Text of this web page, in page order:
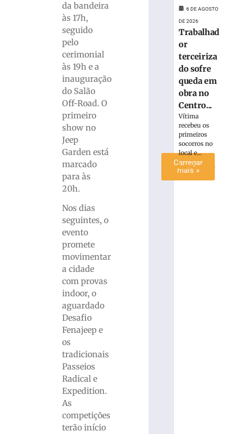
da bandeira
às 17h,
seguido
pelo
cerimonial
às 19h e a
inauguração
do Salão
Off-Road. O
primeiro
show no
Jeep
Garden está
marcado
para às
20h.
Nos dias
seguintes, o
evento
promete
movimentar
a cidade
com provas
indoor, o
aguardado
Desafio
Fenajeep e
os
tradicionais
Passeios
Radical e
Expedition.
As
competições
terão início
desfile
setembro
agosto
mais
Carregar
mais »
6 DE AGOSTO
DE 2026
Trabalhad
or
terceiriza
do sofre
queda em
obra no
Centro...
Vítima
recebeu os
primeiros
socorros no
local e...
Ler mais »